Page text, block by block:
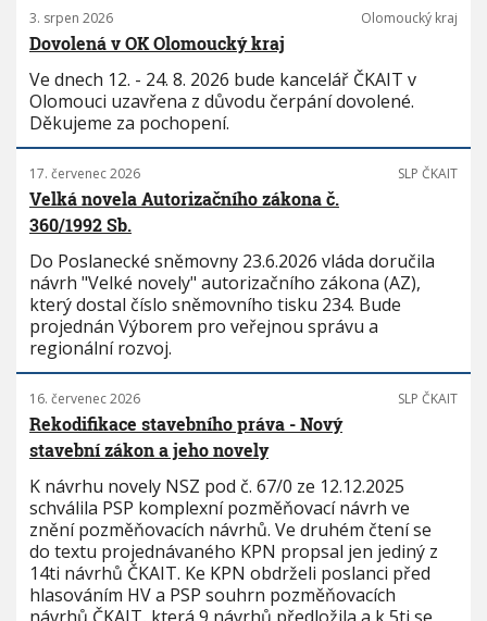
3. srpen 2026 Olomoucký kraj
Dovolená v OK Olomoucký kraj
Ve dnech 12. - 24. 8. 2026 bude kancelář ČKAIT v
Olomouci uzavřena z důvodu čerpání dovolené.
Děkujeme za pochopení.
17. červenec 2026 SLP ČKAIT
Velká novela Autorizačního zákona č.
360/1992 Sb.
Do Poslanecké sněmovny 23.6.2026 vláda doručila
návrh "Velké novely" autorizačního zákona (AZ),
který dostal číslo sněmovního tisku 234. Bude
projednán Výborem pro veřejnou správu a
regionální rozvoj.
16. červenec 2026 SLP ČKAIT
Rekodifikace stavebního práva - Nový
stavební zákon a jeho novely
K návrhu novely NSZ pod č. 67/0 ze 12.12.2025
schválila PSP komplexní pozměňovací návrh ve
znění pozměňovacích návrhů. Ve druhém čtení se
do textu projednávaného KPN propsal jen jediný z
14ti návrhů ČKAIT. Ke KPN obdrželi poslanci před
hlasováním HV a PSP souhrn pozměňovacích